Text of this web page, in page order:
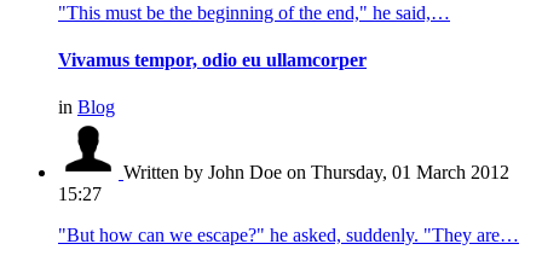
"This must be the beginning of the end," he said,…
Vivamus tempor, odio eu ullamcorper
in Blog
Written by John Doe on Thursday, 01 March 2012
15:27
"But how can we escape?" he asked, suddenly. "They are…